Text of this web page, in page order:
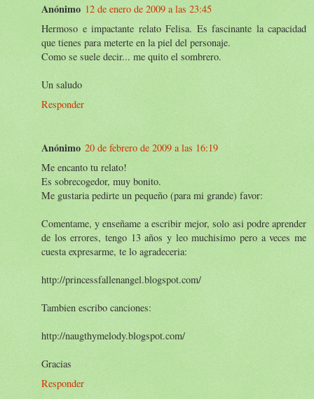
Anónimo 12 de enero de 2009 a las 23:45
Hermoso e impactante relato Felisa. Es fascinante la capacidad
que tienes para meterte en la piel del personaje.
Como se suele decir... me quito el sombrero.
Un saludo
Responder
Anónimo 20 de febrero de 2009 a las 16:19
Me encanto tu relato!
Es sobrecogedor, muy bonito.
Me gustaria pedirte un pequeño (para mi grande) favor:
Comentame, y enseñame a escribir mejor, solo asi podre aprender
de los errores, tengo 13 años y leo muchisimo pero a veces me
cuesta expresarme, te lo agradeceria:
http://princessfallenangel.blogspot.com/
Tambien escribo canciones:
http://naugthymelody.blogspot.com/
Gracias
Responder